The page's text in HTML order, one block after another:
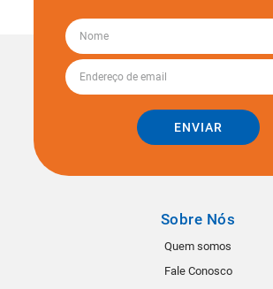
ENVIAR
Sobre Nós
Quem somos
Fale Conosco